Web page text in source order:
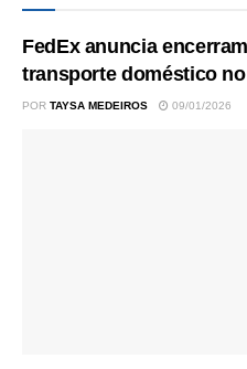
FedEx anuncia
transporte doméstico
POR TAYSA MEDEIROS 09/01/2026